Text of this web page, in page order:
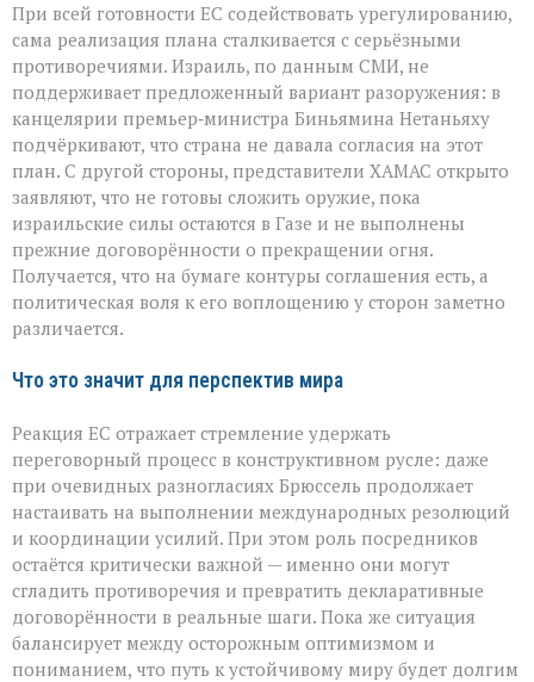
При всей готовности ЕС содействовать урегулированию,
сама реализация плана сталкивается с серьёзными
противоречиями. Израиль, по данным СМИ, не
поддерживает предложенный вариант разоружения: в
канцелярии премьер‑министра Биньямина Нетаньяху
подчёркивают, что страна не давала согласия на этот
план. С другой стороны, представители ХАМАС открыто
заявляют, что не готовы сложить оружие, пока
израильские силы остаются в Газе и не выполнены
прежние договорённости о прекращении огня.
Получается, что на бумаге контуры соглашения есть, а
политическая воля к его воплощению у сторон заметно
различается.
Что это значит для перспектив мира
Реакция ЕС отражает стремление удержать
переговорный процесс в конструктивном русле: даже
при очевидных разногласиях Брюссель продолжает
настаивать на выполнении международных резолюций
и координации усилий. При этом роль посредников
остаётся критически важной — именно они могут
сгладить противоречия и превратить декларативные
договорённости в реальные шаги. Пока же ситуация
балансирует между осторожным оптимизмом и
пониманием, что путь к устойчивому миру будет долгим